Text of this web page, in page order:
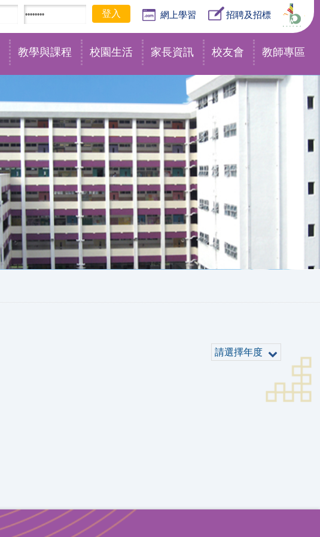
網上學習 招聘及招標
教學與課程 校園生活 家長資訊 校友會 教師專區
請選擇年度